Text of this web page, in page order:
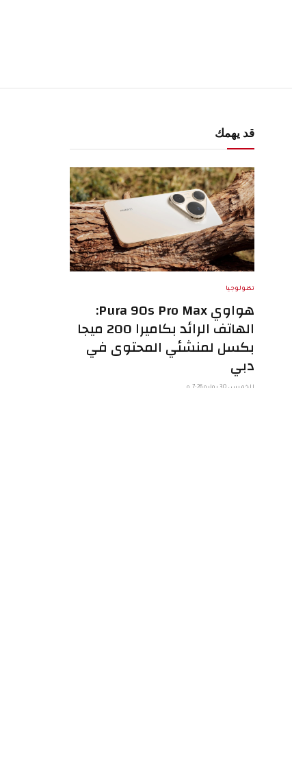
قد يهمك
تكنولوجيا
هواوي Pura 90s Pro Max:
الهاتف الرائد بكاميرا 200 ميجا
بكسل لمنشئي المحتوى في
دبي
الخميس 30 يوليو 7:26 م